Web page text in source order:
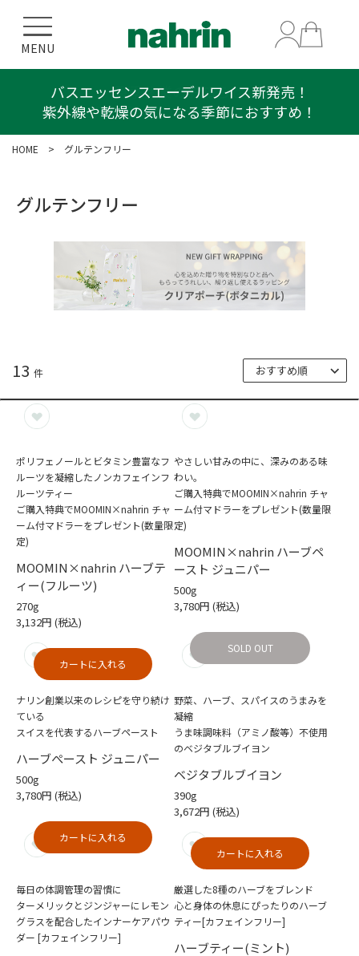
MENU
バスエッセンスエーデルワイス新発売！
紫外線や乾燥の気になる季節におすすめ！
HOME > グルテンフリー
グルテンフリー
13 件
ポリフェノールとビタミン豊富なフ
ルーツを凝縮したノンカフェインフ
ルーツティー
ご購入特典でMOOMIN×nahrin チャ
ーム付マドラーをプレゼント(数量限
定)
MOOMIN×nahrin ハーブテ
ィー(フルーツ)
270g
3,132円 (税込)
カートに入れる
やさしい甘みの中に、深みのある味
わい。
ご購入特典でMOOMIN×nahrin チャ
ーム付マドラーをプレゼント(数量限
定)
MOOMIN×nahrin ハーブペ
ースト ジュニパー
500g
3,780円 (税込)
SOLD OUT
ナリン創業以来のレシピを守り続け
ている
スイスを代表するハーブペースト
ハーブぺースト ジュニパー
500g
3,780円 (税込)
カートに入れる
野菜、ハーブ、スパイスのうまみを
凝縮
うま味調味料（アミノ酸等）不使用
のベジタブルブイヨン
ベジタブルブイヨン
390g
3,672円 (税込)
カートに入れる
毎日の体調管理の習慣に
ターメリックとジンジャーにレモン
グラスを配合したインナーケアパウ
ダー [カフェインフリー]
厳選した8種のハーブをブレンド
心と身体の休息にぴったりのハーブ
ティー[カフェインフリー]
ハーブティー(ミント)